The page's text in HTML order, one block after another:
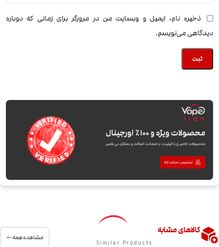
ذخیره نام، ایمیل و وبسایت من در مرورگر برای زمانی که دوباره
دیدگاهی می‌نویسم.
کالاهای مشابه
Similar Products
مشاهده همه